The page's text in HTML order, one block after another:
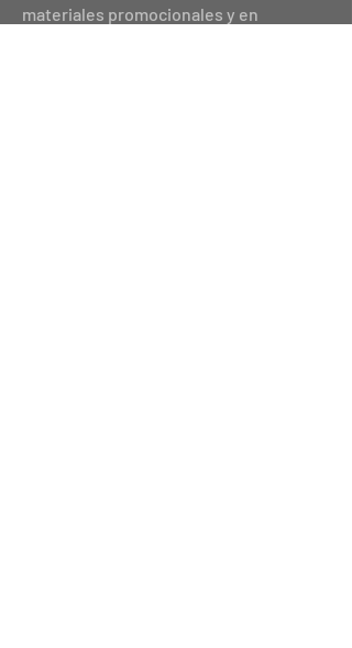
materiales promocionales y en